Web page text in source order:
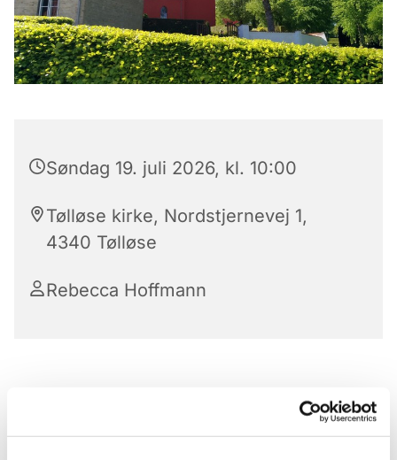
Søndag 19. juli 2026, kl. 10:00
Tølløse kirke, Nordstjernevej 1,
4340 Tølløse
Rebecca Hoffmann